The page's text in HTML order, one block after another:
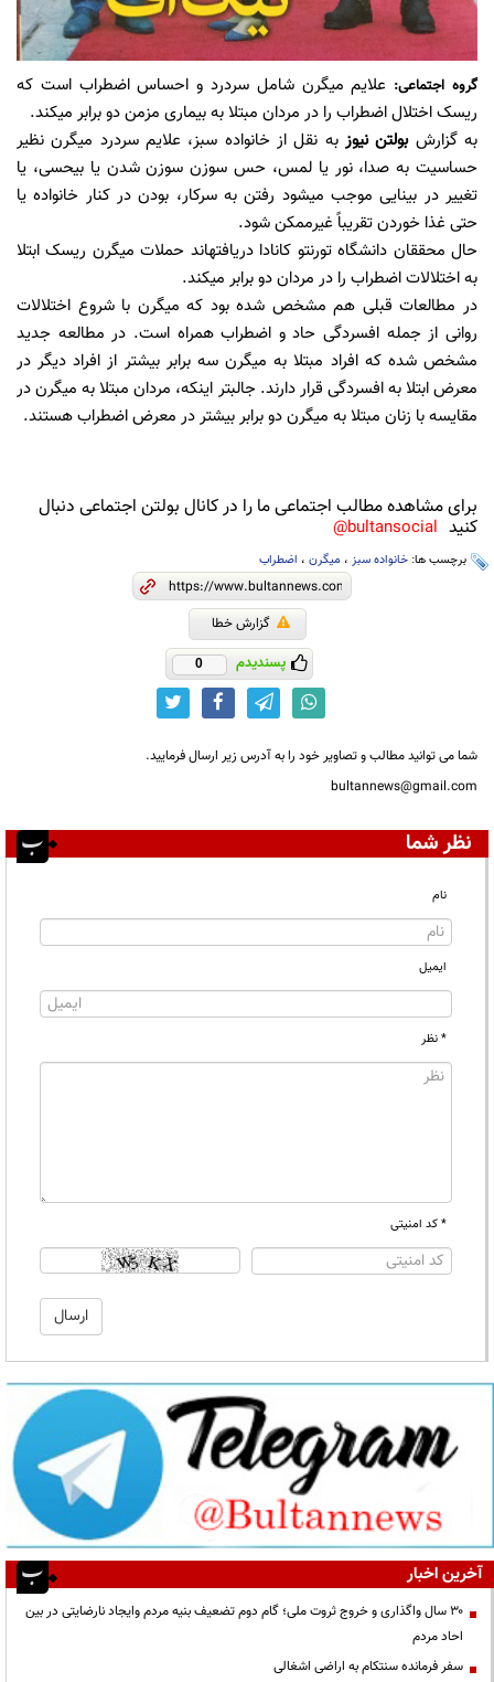
گروه اجتماعی: علایم میگرن شامل سردرد و احساس اضطراب است که
ریسک اختلال اضطراب را در مردان مبتلا به بیماری مزمن دو برابر می‏کند.
به گزارشبولتن نیوز به نقل از خانواده سبز، علایم سردرد میگرن نظیر
حساسیت به صدا، نور یا لمس، حس سوزن سوزن شدن یا بی‏حسی، یا
تغییر در بینایی موجب می‏شود رفتن به سرکار، بودن در کنار خانواده یا
حتی غذا خوردن تقریباً غیرممکن شود.
حال محققان دانشگاه تورنتو کانادا دریافته‏اند حملات میگرن ریسک ابتلا
به اختلالات اضطراب را در مردان دو برابر می‏کند.
در مطالعات قبلی هم مشخص شده بود که میگرن با شروع اختلالات
روانی از جمله افسردگی حاد و اضطراب همراه است. در مطالعه جدید
مشخص شده که افراد مبتلا به میگرن سه برابر بیشتر از افراد دیگر در
معرض ابتلا به افسردگی قرار دارند. جالب‏تر این‏که، مردان مبتلا به میگرن در
مقایسه با زنان مبتلا به میگرن دو برابر بیشتر در معرض اضطراب هستند.
برای مشاهده مطالب اجتماعی ما را در کانال بولتن اجتماعی دنبال
کنید bultansocial@
برچسب ها: خانواده سبز ، میگرن ، اضطراب
گزارش خطا
پسندیدم 0
شما می توانید مطالب و تصاویر خود را به آدرس زیر ارسال فرمایید.
bultannews@gmail.com
نظر شما
نام
ایمیل
* نظر
* کد امنیتی
آخرین اخبار
۳۰ سال واگذاری و خروج ثروت ملی؛ گام دوم تضعیف بنیه مردم وایجاد نارضایتی در بین
احاد مردم
سفر فرمانده سنتکام به اراضی اشغالی